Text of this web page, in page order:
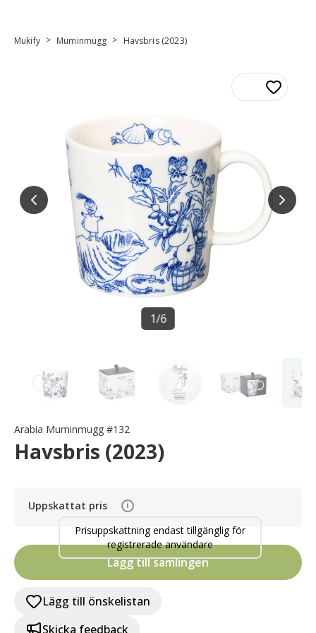
Mukify > Muminmugg > Havsbris (2023)
1/6
Arabia Muminmugg #132
Havsbris (2023)
Uppskattat pris i
Prisuppskattning endast tillgänglig för
registrerade användare
Lägg till samlingen
Lägg till önskelistan
Skicka feedback